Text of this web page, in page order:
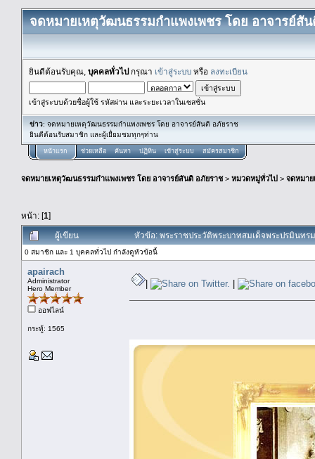
จดหมายเหตุวัฒนธรรมกำแพงเพชร โดย อาจารย์สั
ยินดีต้อนรับคุณ, บุคคลทั่วไปกรุณา เข้าสู่ระบบ หรือ ลงทะเบียน
เข้าสู่ระบบด้วยชื่อผู้ใช้ รหัสผ่าน และระยะเวลาในเซสชั่น
ข่าว: จดหมายเหตุวัฒนธรรมกำแพงเพชร โดย อาจารย์สันติ อภัยราช
ยินดีต้อนรับสมาชิก และผู้เยื่ยมชมทุกๆท่าน
หน้าแรก ช่วยเหลือ ค้นหา ปฏิทิน เข้าสู่ระบบ สมัครสมาชิก
จดหมายเหตุวัฒนธรรมกำแพงเพชร โดย อาจารย์สันติ อภัยราช> หมวดหมู่ทั่วไป > จดหมา
หน้า: [1]
ผู้เขียน หัวข้อ: พระราชประวัติพระบาทสมเด็จพระปรมินท
0 สมาชิก และ 1 บุคคลทั่วไป กำลังดูหัวข้อนี้
apairach
Administrator
Hero Member
ออฟไลน์
กระทู้: 1565
| |